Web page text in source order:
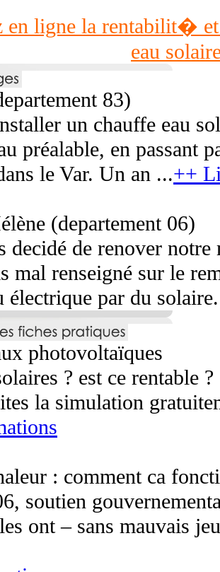
en ligne la rentabilit�
eau
83)
un chauffe eau
préalable, en passant
le Var. Un an ...++
(departement 06)
decidé de renover notre
mal renseigné sur le
électrique par du
photovoltaïques
? est ce rentable
la simulation
: comment ca
soutien
ont – sans mauvais